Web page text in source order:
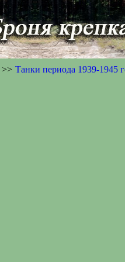
>> Танки периода 1939-1945